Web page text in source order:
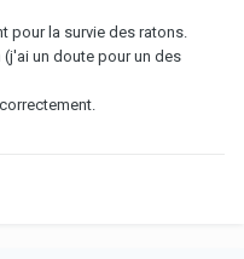
pour la survie des ratons.
un doute pour un des